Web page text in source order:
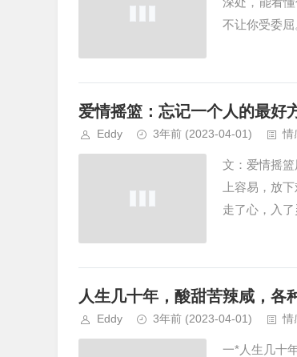
不让你受委
爱情摇篮：忘记一个人的最好
Eddy 3年前 (2023-04-01) 情
文：爱情摇
上容易，放
走了心，入
人生几十年，酸甜苦辣咸，各
Eddy 3年前 (2023-04-01) 情
一*人生几十